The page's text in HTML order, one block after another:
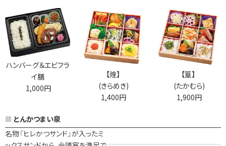
ハンバーグ＆エビフラ
イ膳
1,000円
【煌】
(きらめき)
1,400円
【篁】
(たかむら)
1,900円
とんかつまい泉
名物『ヒレかつサンド』が入ったミ